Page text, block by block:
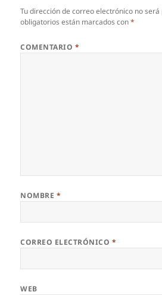
Tu dirección de correo electrónico no será
obligatorios están marcados con*
COMENTARIO *
NOMBRE *
CORREO ELECTRÓNICO *
WEB